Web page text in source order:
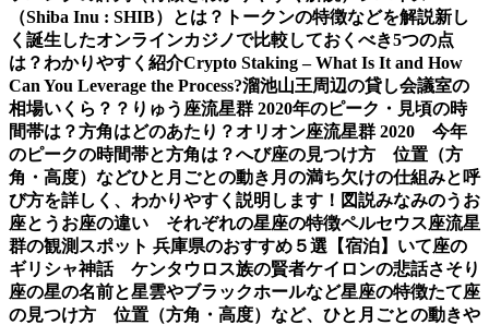
（Shiba Inu : SHIB）とは？トークンの特徴などを解説新し
く誕生したオンラインカジノで比較しておくべき5つの点
は？わかりやすく紹介Crypto Staking – What Is It and How
Can You Leverage the Process?溜池山王周辺の貸し会議室の
相場いくら？？ りゅう座流星群 2020年のピーク・見頃の時
間帯は？方角はどのあたり？オリオン座流星群 2020 今年
のピークの時間帯と方角は？へび座の見つけ方 位置（方
角・高度）などひと月ごとの動き 月の満ち欠けの仕組みと呼
び方を詳しく、わかりやすく説明します！図説みなみのうお
座とうお座の違い それぞれの星座の特徴ペルセウス座流星
群の観測スポット 兵庫県のおすすめ５選【宿泊】 いて座の
ギリシャ神話 ケンタウロス族の賢者ケイロンの悲話さそり
座の星の名前と星雲やブラックホールなど星座の特徴たて座
の見つけ方 位置（方角・高度）など、ひと月ごとの動きや